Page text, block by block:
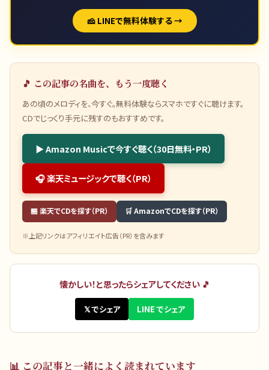
🧀 LINEで無料体験する →
🎵 この記事の名曲を、もう一度聴く
あの頃のメロディを、今すぐ。無料体験ならスマホですぐに聴けます。
CDでじっくり手元に残すのもおすすめです。
▶ Amazon Musicで今すぐ聴く（30日無料・PR）
🎧 楽天ミュージックで聴く（PR）
🏪 楽天でCDを探す（PR） 🛒 AmazonでCDを探す（PR）
※上記リンクはアフィリエイト広告（PR）を含みます
懐かしい！と思ったらシェアしてください 🎵
𝕏 でシェア LINE でシェア
📊 この記事と一緒によく読まれています